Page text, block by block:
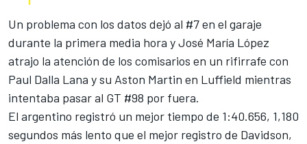
Un problema con los datos dejó al #7 en el garaje
durante la primera media hora y José María López
atrajo la atención de los comisarios en un rifirrafe con
Paul Dalla Lana y su Aston Martin en Luffield mientras
intentaba pasar al GT #98 por fuera.
El argentino registró un mejor tiempo de 1:40.656, 1,180
segundos más lento que el mejor registro de Davidson,